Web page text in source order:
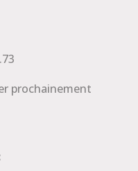
prochainement